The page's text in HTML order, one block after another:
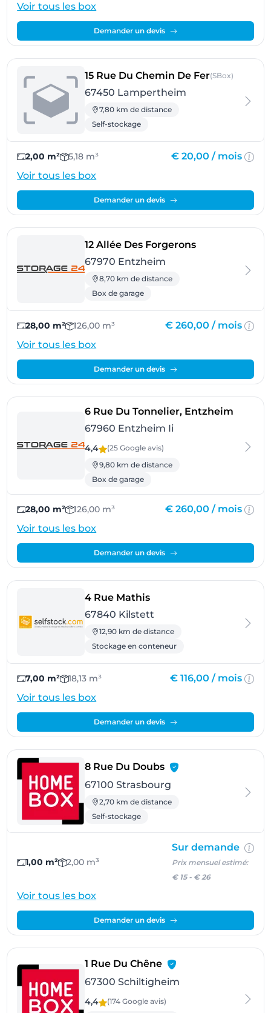
Voir tous les box
Demander un devis
15 Rue Du Chemin De Fer-(SBox)
67450 Lampertheim
7,80 km de distance
Self-stockage
2,00 m² 5,18 m³ € 20,00 / mois
Voir tous les box
Demander un devis
12 Allée Des Forgerons- Entzheim
67970 Entzheim
8,70 km de distance
Box de garage
28,00 m² 126,00 m³ € 260,00 / mois
Voir tous les box
Demander un devis
6 Rue Du Tonnelier, Entzheim
67960 Entzheim Ii
4,4 (25 Googleavis)
9,80 km de distance
Box de garage
28,00 m² 126,00 m³ € 260,00 / mois
Voir tous les box
Demander un devis
4 Rue Mathis- Kilstett
67840 Kilstett
12,90 km de distance
Stockage en conteneur
7,00 m² 18,13 m³ € 116,00 / mois
Voir tous les box
Demander un devis
8 Rue Du Doubs- Strasbourg
67100 Strasbourg
2,70 km de distance
Self-stockage
1,00 m² 2,00 m³
Sur demande
Prix mensuel estimé:
€ 15- € 26
Voir tous les box
Demander un devis
1 Rue Du Chêne- Schiltigheim
67300 Schiltigheim
4,4 (174 Googleavis)